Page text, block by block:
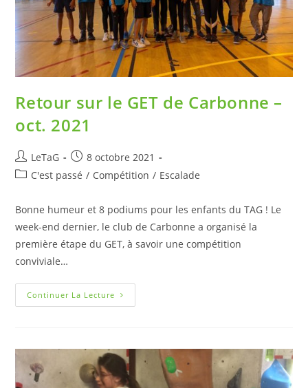
Retour sur le GET de Carbonne –
oct. 2021
LeTaG
8 octobre 2021
C'est passé / Compétition / Escalade
Bonne humeur et 8 podiums pour les enfants du TAG ! Le
week-end dernier, le club de Carbonne a organisé la
première étape du GET, à savoir une compétition
conviviale…
Continuer La Lecture